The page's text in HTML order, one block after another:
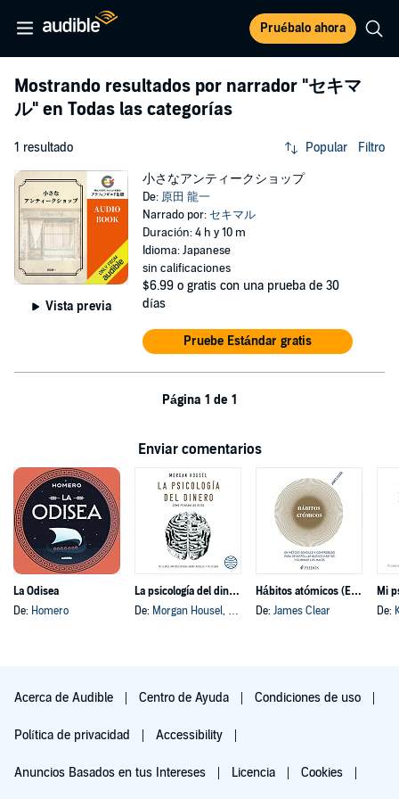
Pruébalo ahora
Mostrando resultados por narrador "セキマ
ル" en Todas las categorías
1 resultado Popular Filtro
Vista previa
小さなアンティークショップ
De: 原田 龍一
Narrado por: セキマル
Duración: 4 h y 10 m
Idioma: Japanese
sin calificaciones
$6.99 o gratis con una prueba de 30
días
Pruebe Estándar gratis
Página 1 de 1
Enviar comentarios
La Odisea
De: Homero
La psicología del dinero
De: Morgan Housel, y otros
Hábitos atómicos (Español neutro)
De: James Clear
Mi
De:
Acerca de Audible Centro de Ayuda Condiciones de uso
Política de privacidad Accessibility
Anuncios Basados en tus Intereses Licencia Cookies